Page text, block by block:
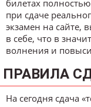
билетах
при сдаче
экзамен на сайте,
в себе, что в
волнения и
ПРАВИЛА
На сегодня сдача